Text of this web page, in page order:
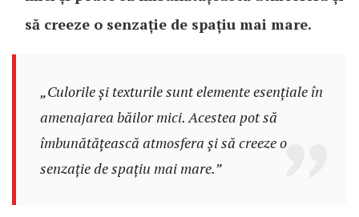
să creeze o senzație de spațiu mai mare.
„Culorile și texturile sunt elemente esențiale în
amenajarea băilor mici. Acestea pot să
îmbunătățească atmosfera și să creeze o
senzație de spațiu mai mare.”